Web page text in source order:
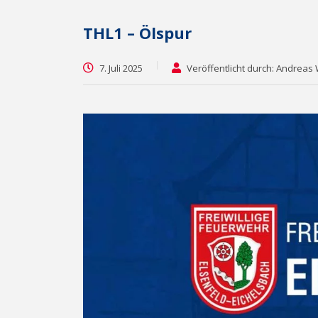
THL1 – Ölspur
7. Juli 2025 Veröffentlicht durch: Andreas